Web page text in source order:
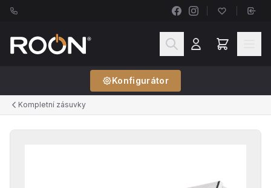
Konfigurátor
Kompletní zásuvky